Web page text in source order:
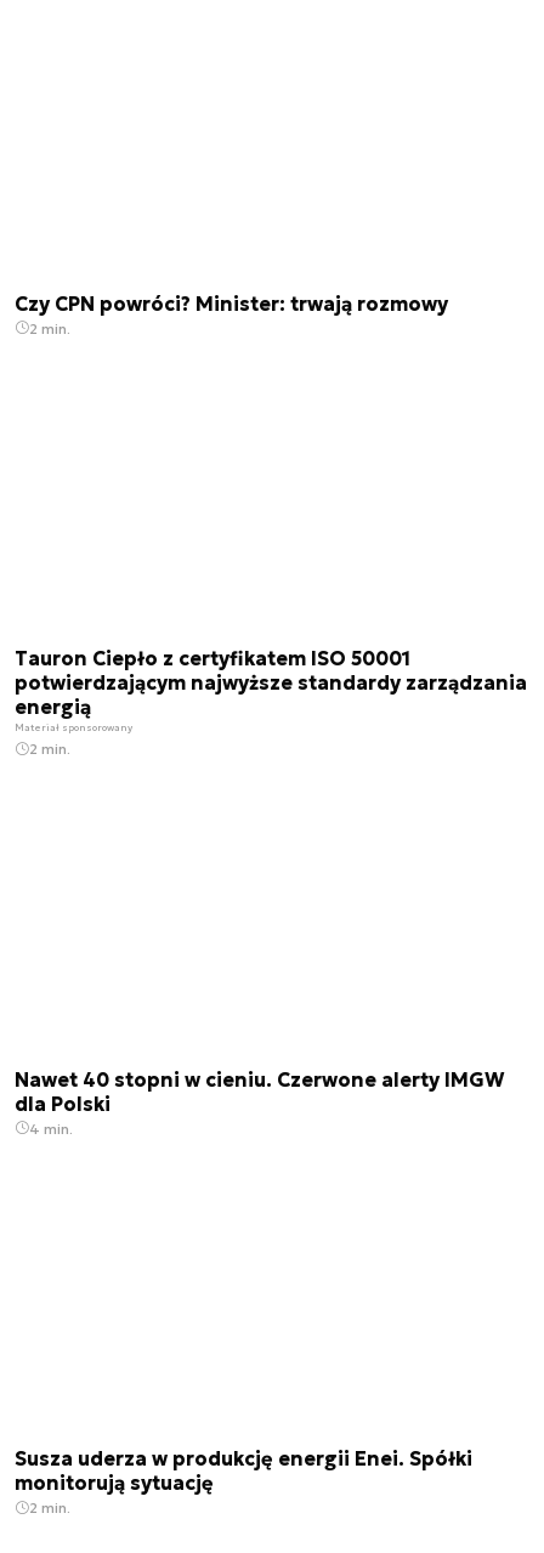
Czy CPN powróci? Minister: trwają rozmowy
2 min.
Tauron Ciepło z certyfikatem ISO 50001
potwierdzającym najwyższe standardy zarządzania
energią
Materiał sponsorowany
2 min.
Nawet 40 stopni w cieniu. Czerwone alerty IMGW
dla Polski
4 min.
Susza uderza w produkcję energii Enei. Spółki
monitorują sytuację
2 min.